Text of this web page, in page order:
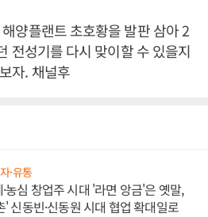
양플랜트 초호황을 발판 삼아 2
전성기를 다시 맞이할 수 있을지
자. 채널후
·유통
농심 창업주 시대 '라면 앙금'은 옛말,
' 신동빈·신동원 시대 협업 확대일로